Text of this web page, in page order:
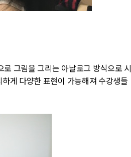
그림을 그리는 아날로그 방식으로 시
게 다양한 표현이 가능해져 수강생들